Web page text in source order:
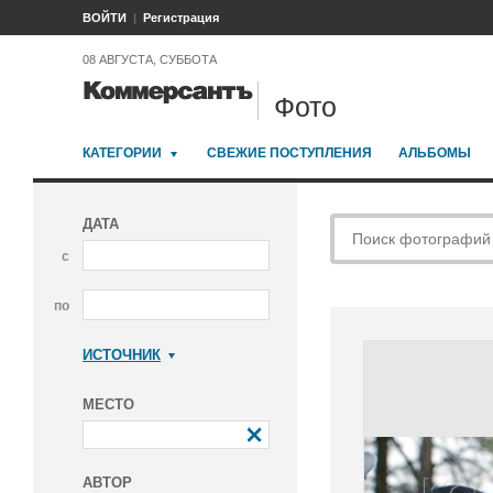
ВОЙТИ Регистрация
08 АВГУСТА, СУББОТА
Фото
КАТЕГОРИИ СВЕЖИЕ ПОСТУПЛЕНИЯ АЛЬБОМЫ
ДАТА
с
по
ИСТОЧНИК
МЕСТО
АВТОР